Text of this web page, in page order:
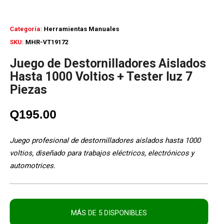
SKU: MHR-VT19172
Categoría: Herramientas Manuales
Juego de Destornilladores Aislados
Hasta 1000 Voltios + Tester luz 7
Piezas
Q195.00
Juego profesional de destornilladores aislados hasta 1000
voltios, diseñado para trabajos eléctricos, electrónicos y
automotrices.
MÁS DE 5 DISPONIBLES